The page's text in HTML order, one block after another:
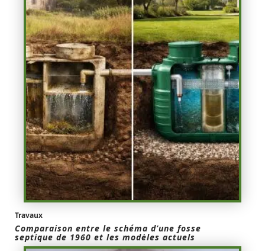
Travaux
Comparaison entre le schéma d’une fosse
septique de 1960 et les modèles actuels